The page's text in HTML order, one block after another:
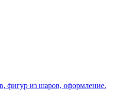
фигур из шаров, оформление.